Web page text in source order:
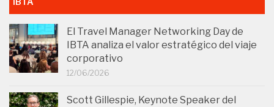
El Travel Manager Networking Day de
IBTA analiza el valor estratégico del viaje
corporativo
12/06/2026
Scott Gillespie, Keynote Speaker del